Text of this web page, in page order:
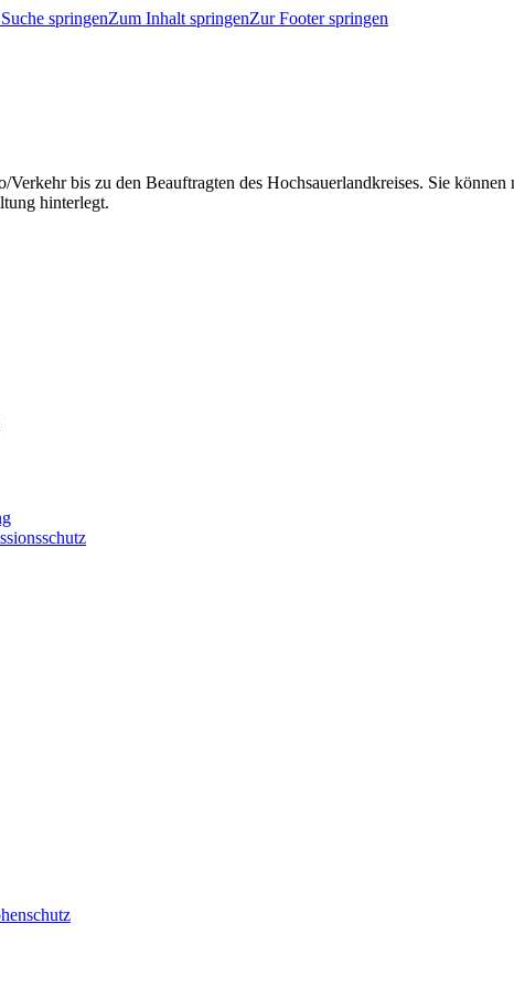
springenZum Inhalt springenZur Footer springen
bis zu den Beauftragten des Hochsauerlandkreises. Sie
hinterlegt.